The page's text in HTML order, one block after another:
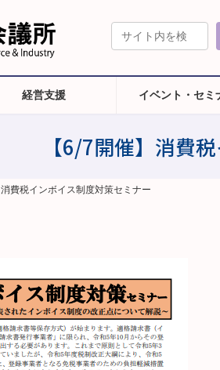
経営支援 イベント・セミ
【6/7開催】消費
消費税インボイス制度対策セミナー